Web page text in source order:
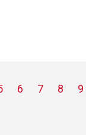
6 7 8 9